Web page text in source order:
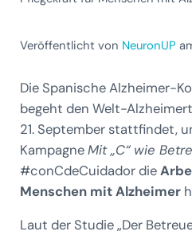
Veröffentlicht von NeuronUP
Die Spanische Alzheimer-
begeht den Welt-
21. September stattfindet,
KampagneMit „C“ wie
#conCdeCuidador die
Menschen mit Alzheimer
Laut der Studie „Der